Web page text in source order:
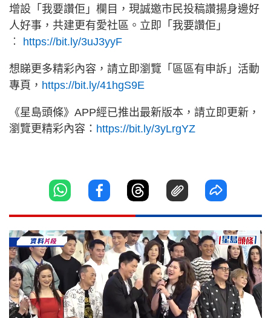
增設「我要讚佢」欄目，現誠邀市民投稿讚揚身邊好
人好事，共建更有愛社區。立即「我要讚佢」
︰ https://bit.ly/3uJ3yyF
想睇更多精彩內容，請立即瀏覽「區區有申訴」活動
專頁， https://bit.ly/41hgS9E
《星島頭條》APP經已推出最新版本，請立即更新，
瀏覽更精彩內容： https://bit.ly/3yLrgYZ